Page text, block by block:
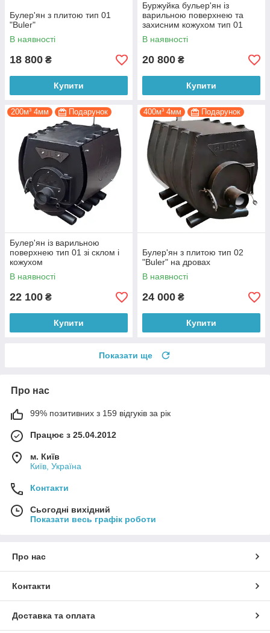
Булер'ян з плитою тип 01
"Buler"
В наявності
18 800 ₴
Купити
Буржуйка бульер'ян із
варильною поверхнею та
захисним кожухом тип 01
В наявності
20 800 ₴
Купити
200м³ 4мм Подарунок
Булер'ян із варильною
поверхнею тип 01 зі склом і
кожухом
В наявності
22 100 ₴
Купити
400м³ 4мм Подарунок
Булер'ян з плитою тип 02
"Buler" на дровах
В наявності
24 000 ₴
Купити
Показати ще
Про нас
99% позитивних з 159 відгуків за рік
Працює з 25.04.2012
м. Київ
Київ, Україна
Контакти
Сьогодні вихідний
Показати весь графік роботи
Про нас
Контакти
Доставка та оплата